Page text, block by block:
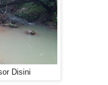
Disini